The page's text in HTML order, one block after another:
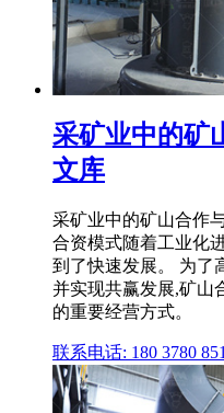
采矿业中的矿
文库
采矿业中的矿山合作
合资模式随着工业化
到了快速发展。 为了
并实现共赢发展,矿山
的重要经营方式。
联系电话: 180 3780